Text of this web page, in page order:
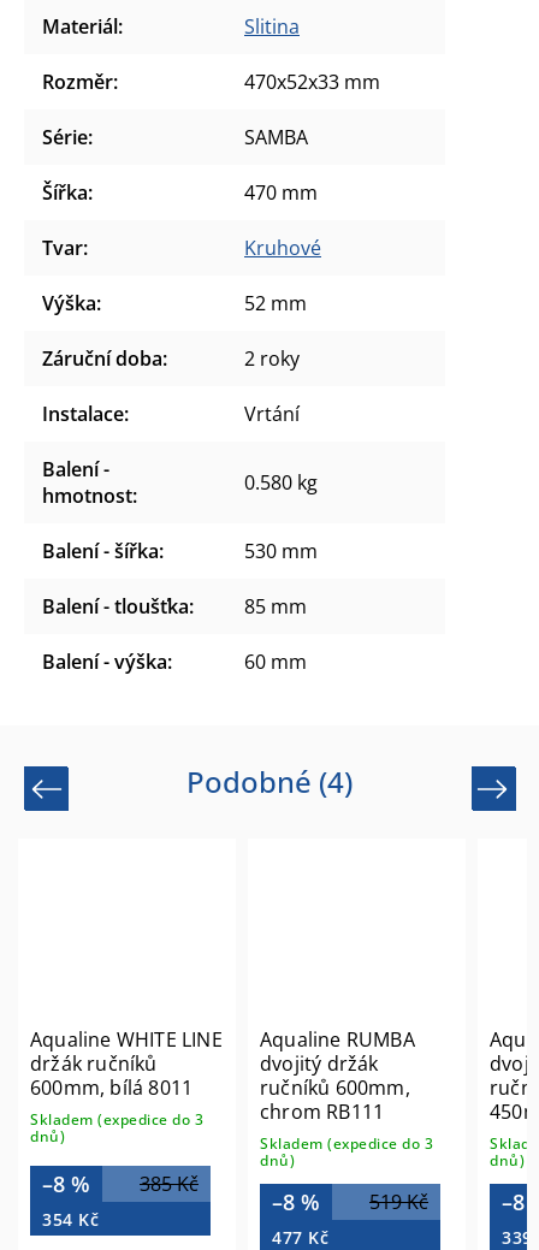
Materiál: Slitina
Rozměr: 470x52x33 mm
Série: SAMBA
Šířka: 470 mm
Tvar: Kruhové
Výška: 52 mm
Záruční doba: 2 roky
Instalace: Vrtání
Balení -
hmotnost: 0.580 kg
Balení - šířka: 530 mm
Balení - tloušťka: 85 mm
Balení - výška: 60 mm
Podobné (4)
Previous
Aqualine WHITE LINE
držák ručníků
600mm, bílá 8011
Skladem (expedice do 3
dnů)
385 Kč
–8 %
354 Kč
Aqualine RUMBA
dvojitý držák
ručníků 600mm,
chrom RB111
Skladem (expedice do 3
dnů)
519 Kč
–8 %
477 Kč
dnů)
–8
339
Next